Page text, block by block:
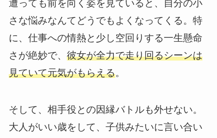
遭っても前を向く姿を見ていると、自分の小
さな悩みなんてどうでもよくなってくる。特
に、仕事への情熱と少し空回りする一生懸命
さが絶妙で、 彼女が全力で走り回るシーンは
見ていて元気がもらえる。
そして、相手役との因縁バトルも外せない。
大人がいい歳をして、子供みたいに言い合い